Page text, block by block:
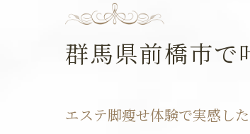
群馬県前橋市で
エステ脚瘦せ体験で実感し